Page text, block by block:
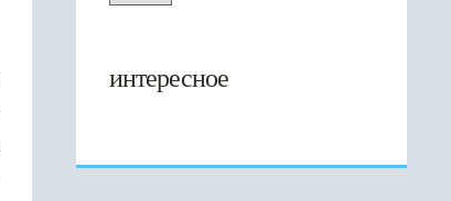
интересное